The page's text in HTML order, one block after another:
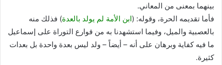
بينهما بمعنى من المعاني.
فأما تقديمه الحرة، وقوله: (ابن الأمة لم يولد بالعدة) فذلك منه
بالعصبية والميل، وفيما استشهدنا به من قوارع التوراة على إسماعيل
ما فيه كفاية وبرهان على أنه – أيضاً – ولد ليس بعدة واحدة بل بعدات
كثيرة.